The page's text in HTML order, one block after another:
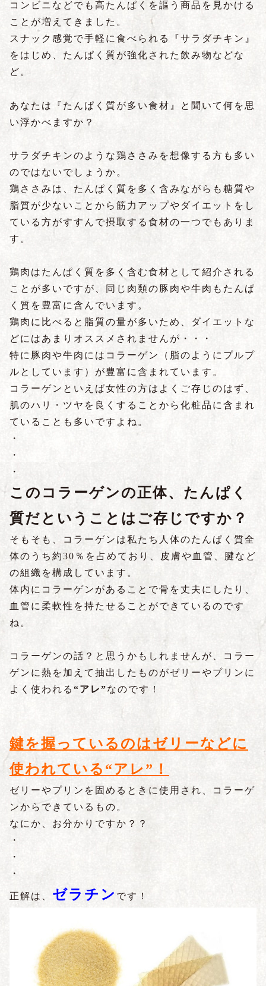
コンビニなどでも高たんぱくを謳う商品を見かける
ことが増えてきました。
スナック感覚で手軽に食べられる『サラダチキン』
をはじめ、たんぱく質が強化された飲み物などな
ど。
あなたは『たんぱく質が多い食材』と聞いて何を思
い浮かべますか？
サラダチキンのような鶏ささみを想像する方も多い
のではないでしょうか。
鶏ささみは、たんぱく質を多く含みながらも糖質や
脂質が少ないことから筋力アップやダイエットをし
ている方がすすんで摂取する食材の一つでもありま
す。
鶏肉はたんぱく質を多く含む食材として紹介される
ことが多いですが、同じ肉類の豚肉や牛肉もたんぱ
く質を豊富に含んでいます。
鶏肉に比べると脂質の量が多いため、ダイエットな
どにはあまりオススメされませんが・・・
特に豚肉や牛肉にはコラーゲン（脂のようにプルプ
ルとしています）が豊富に含まれています。
コラーゲンといえば女性の方はよくご存じのはず、
肌のハリ・ツヤを良くすることから化粧品に含まれ
ていることも多いですよね。
・
・
・
このコラーゲンの正体、たんぱく
質だということはご存じですか？
そもそも、コラーゲンは私たち人体のたんぱく質全
体のうち約30％を占めており、皮膚や血管、腱など
の組織を構成しています。
体内にコラーゲンがあることで骨を丈夫にしたり、
血管に柔軟性を持たせることができているのです
ね。
コラーゲンの話？と思うかもしれませんが、コラー
ゲンに熱を加えて抽出したものがゼリーやプリンに
よく使われる “アレ”なのです！
鍵を握っているのはゼリーなどに
使われている“アレ”！
ゼリーやプリンを固めるときに使用され、コラーゲ
ンからできているもの。
なにか、お分かりですか？？
・
・
・
正解は、 ゼラチン です！